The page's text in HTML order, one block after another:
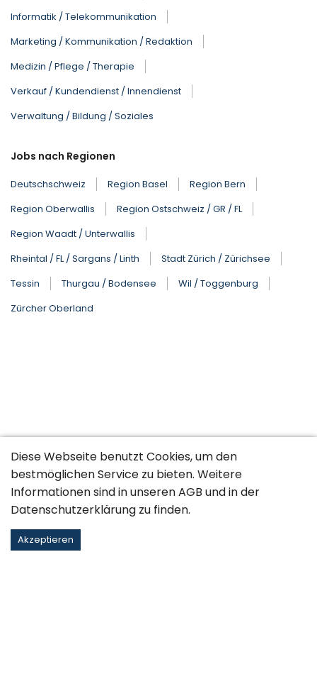
Informatik / Telekommunikation
Marketing / Kommunikation / Redaktion
Medizin / Pflege / Therapie
Verkauf / Kundendienst / Innendienst
Verwaltung / Bildung / Soziales
Jobs nach Regionen
Deutschschweiz Region Basel
Region Bern
Region Oberwallis
Region Ostschweiz / GR / FL
Region Waadt / Unterwallis
Rheintal / FL / Sargans / Linth
Stadt Zürich / Zürichsee
Tessin
Thurgau / Bodensee
Wil / Toggenburg
Zürcher Oberland
Diese Webseite benutzt Cookies, um den
bestmöglichen Service zu bieten. Weitere
Informationen sind in unserenAGB und in der
Datenschutzerklärung zu finden.
Akzeptieren